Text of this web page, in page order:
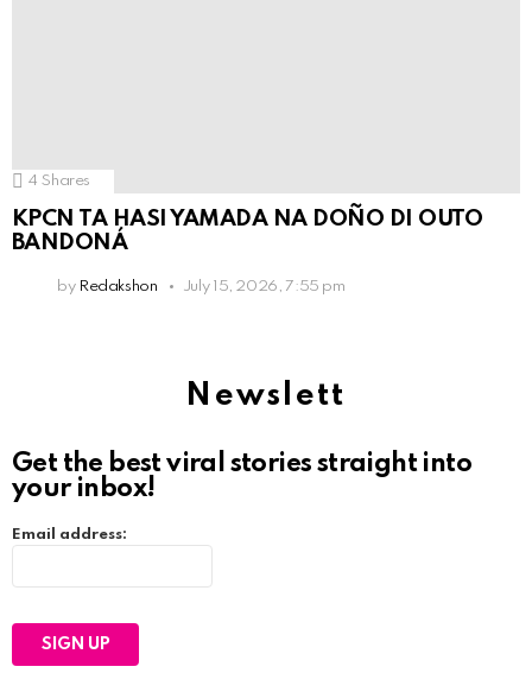
4 Shares
KPCN TA HASI YAMADA NA DOÑO DI OUTO
BANDONÁ
by Redakshon July 15, 2026, 7:55 pm
Newslett
Get the best viral stories straight into
your inbox!
Email address: